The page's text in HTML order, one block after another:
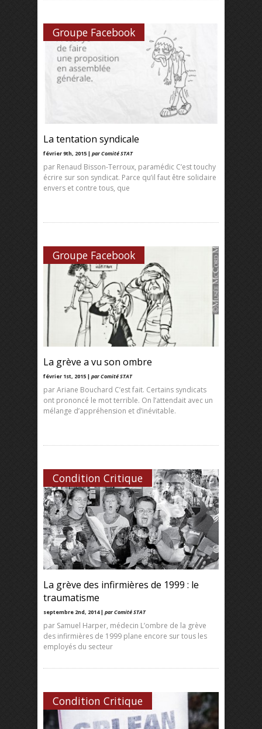
Groupe Facebook
La tentation syndicale
février 9th, 2015 | par Comité STAT
par Renaud Bisson-Terroux, paramédic C’est touchy
écrire sur son syndicat. Parce qu’il faut être solidaire
envers et contre tous, que
Groupe Facebook
La grève a vu son ombre
février 1st, 2015 | par Comité STAT
par Ariane Bouchard C’est fait. Certains syndicats
ont prononcé le mot terrible. On l’attendait avec un
mélange d’appréhension et d’inévitable.
Condition Critique
La grève des infirmières de 1999 : le
traumatisme
septembre 2nd, 2014 | par Comité STAT
par Samuel Harper, médecin L’ombre de la grève
des infirmières de 1999 plane encore sur tous les
employés du secteur
Condition Critique